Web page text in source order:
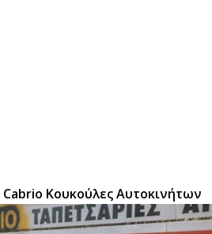
Κουκούλες Αυτοκινήτων